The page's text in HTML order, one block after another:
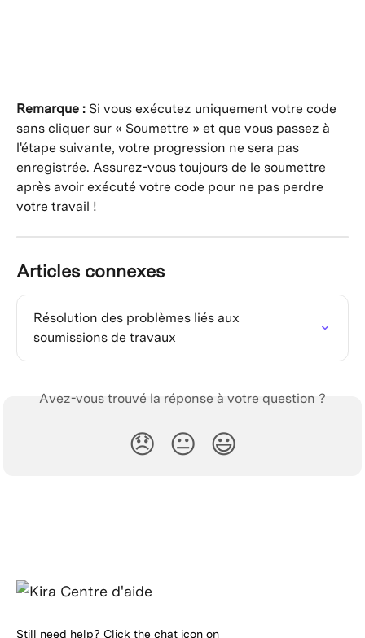
Remarque : Si vous exécutez uniquement votre code
sans cliquer sur « Soumettre » et que vous passez à
l'étape suivante, votre progression ne sera pas
enregistrée. Assurez-vous toujours de le soumettre
après avoir exécuté votre code pour ne pas perdre
votre travail !
Articles connexes
Résolution des problèmes liés aux
soumissions de travaux
Avez-vous trouvé la réponse à votre question ?
😞 😐 😃
Still need help? Click the chat icon on